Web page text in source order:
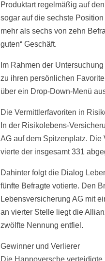
Produktart regelmäßig auf
sogar auf die sechste
mehr als sechs von zehn
guten“ Geschäft.
Im Rahmen der
zu ihren persönlichen
über ein Drop-Down-Menü
Die Vermittlerfavoriten in
In der Risikolebens-
AG auf dem Spitzenplatz.
vierte der insgesamt 331
Dahinter folgt die Dialog
fünfte Befragte votierte. Den
Lebensversicherung AG mit
an vierter Stelle liegt die
zwölfte Nennung entfiel.
Gewinner und Verlierer
Die Hannoversche